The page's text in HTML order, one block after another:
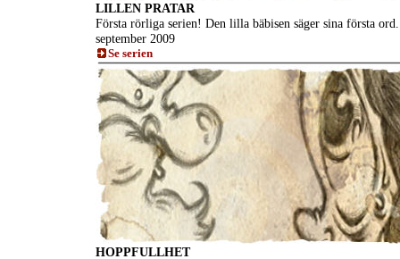
LILLEN PRATAR
Första rörliga serien! Den lilla bäbisen säger sina första
september 2009
Se serien
HOPPFULLHET